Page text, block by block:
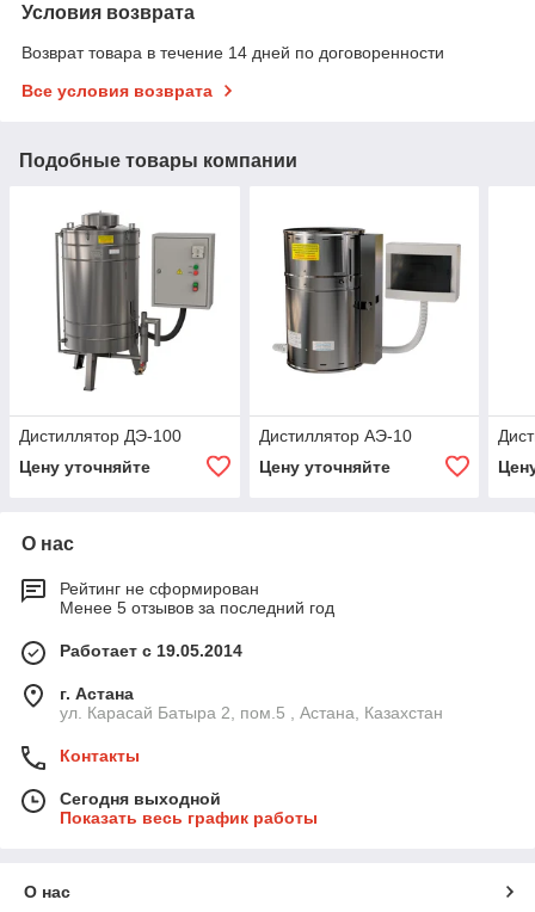
Условия возврата
Возврат товара в течение 14 дней по договоренности
Все условия возврата
Подобные товары компании
Дистиллятор ДЭ-100
Цену уточняйте
Дистиллятор АЭ-10
Цену уточняйте
О нас
Рейтинг не сформирован
Менее 5 отзывов за последний год
Работает с 19.05.2014
г. Астана
ул. Карасай Батыра 2, пом.5 , Астана, Казахстан
Контакты
Сегодня выходной
Показать весь график работы
О нас